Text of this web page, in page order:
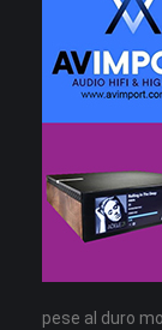
pese al duro